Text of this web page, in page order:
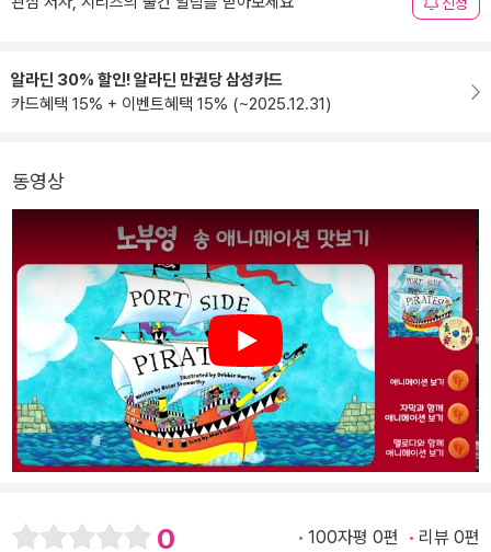
알라딘 30% 할인! 알라딘 만권당 삼성카드
카드혜택 15% + 이벤트혜택 15% (~2025.12.31)
동영상
Play
0 100자평 0편 리뷰 0편